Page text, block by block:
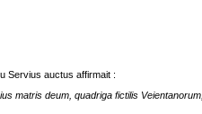
Servius auctus affirmait :
matris deum, quadriga fictilis